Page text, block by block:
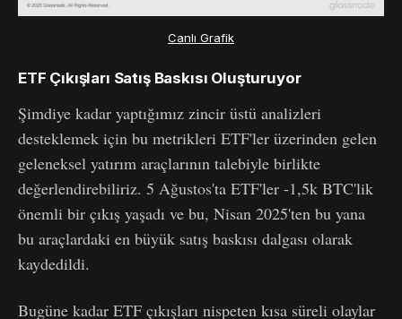
Canlı Grafik
ETF Çıkışları Satış Baskısı Oluşturuyor
Şimdiye kadar yaptığımız zincir üstü analizleri
desteklemek için bu metrikleri ETF'ler üzerinden gelen
geleneksel yatırım araçlarının talebiyle birlikte
değerlendirebiliriz. 5 Ağustos'ta ETF'ler -1,5k BTC'lik
önemli bir çıkış yaşadı ve bu, Nisan 2025'ten bu yana
bu araçlardaki en büyük satış baskısı dalgası olarak
kaydedildi.
Bugüne kadar ETF çıkışları nispeten kısa süreli olaylar